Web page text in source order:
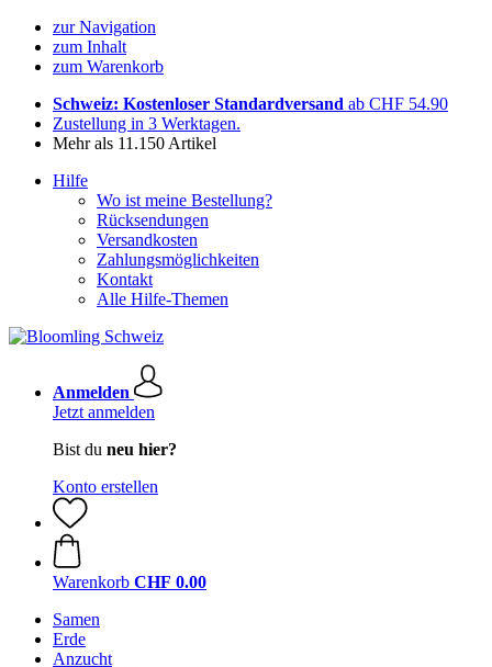
zur Navigation
zum Inhalt
zum Warenkorb
Schweiz: Kostenloser Standardversand ab CHF 54.90
Zustellung in 3 Werktagen.
Mehr als 11.150 Artikel
Hilfe
Wo ist meine Bestellung?
Rücksendungen
Versandkosten
Zahlungsmöglichkeiten
Kontakt
Alle Hilfe-Themen
Anmelden
Jetzt anmelden
Bist du neu hier?
Konto erstellen
Warenkorb CHF 0.00
Samen
Erde
Anzucht